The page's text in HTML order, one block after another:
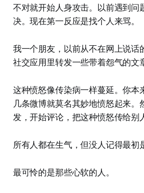
不对就开始人身攻击。以前遇到问
决。现在第一反应是找个人来骂。
我一个朋友，以前从不在网上说话
社交应用里转发一些带着怨气的文
这种愤怒像传染病一样蔓延。你本
几条微博就莫名其妙地愤怒起来。
发，开始评论，把这种愤怒传给别
所有人都在生气，但没人记得最初
最可怜的是那些心软的人。